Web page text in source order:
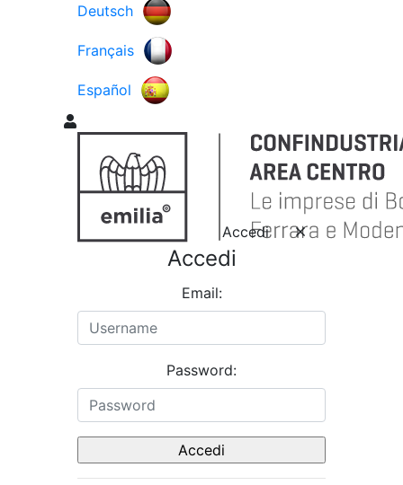
Deutsch
Français
Español
Accedi
Accedi
Email:
Password: